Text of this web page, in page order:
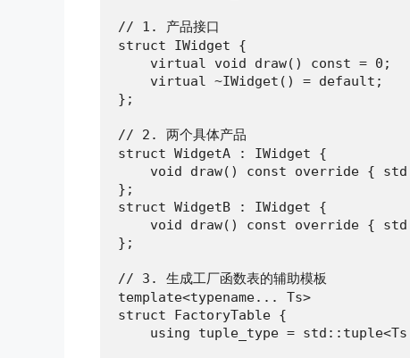
// 1. 产品接口
struct IWidget {
    virtual void draw() const = 0;
    virtual ~IWidget() = default;
};
// 2. 两个具体产品
struct WidgetA : IWidget {
void draw() const override {
};
struct WidgetB : IWidget {
void draw() const override {
};
// 3. 生成工厂函数表的辅助模板
template<typename... Ts>
struct FactoryTable {
using tuple_type =